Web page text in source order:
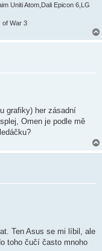
Uniti Atom,Dali Epicon 6,LG
of War 3
grafiky) her zásadní
Omen je podle mě
Ten Asus se mi líbil, ale
toho čučí často mnoho